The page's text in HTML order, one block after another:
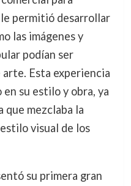
le permitió desarrollar
las imágenes y
podían ser
Esta experiencia
su estilo y obra, ya
que mezclaba la
visual de los
su primera gran